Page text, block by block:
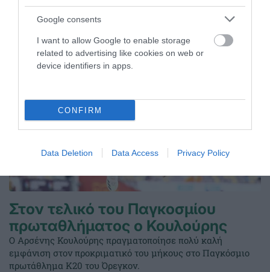
Google consents
I want to allow Google to enable storage
related to advertising like cookies on web or
device identifiers in apps.
CONFIRM
Data Deletion Data Access Privacy Policy
08.08.2026 EΝ ΑΘΗΝΑΙΣ
Στον τελικό του Παγκοσμίου
πρωταθλήματος ο Κουλούρης
Ο Αρσένης Κουλούρης πραγματοποίησε πολύ καλή
εμφάνιση στον προκριματικό του μήκους στο Παγκόσμιο
πρωτάθλημα Κ20 του Όρεγκον.